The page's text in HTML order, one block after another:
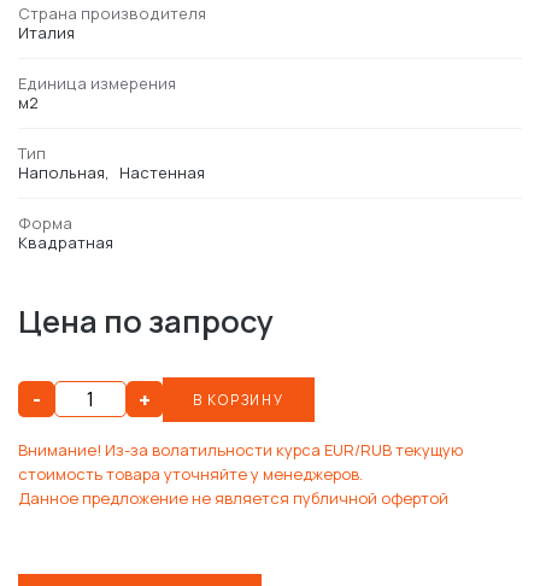
Страна производителя
Италия
Единица измерения
м2
Тип
Напольная
Настенная
Форма
Квадратная
Цена по запросу
- + В КОРЗИНУ
Внимание! Из-за волатильности курса EUR/RUB текущую
стоимость товара уточняйте у менеджеров.
Данное предложение не является публичной офертой